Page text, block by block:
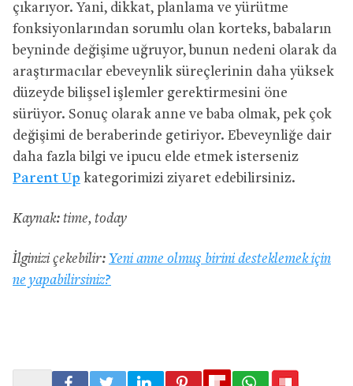
çıkarıyor. Yani, dikkat, planlama ve yürütme
fonksiyonlarından sorumlu olan korteks, babaların
beyninde değişime uğruyor, bunun nedeni olarak da
araştırmacılar ebeveynlik süreçlerinin daha yüksek
düzeyde bilişsel işlemler gerektirmesini öne
sürüyor. Sonuç olarak anne ve baba olmak, pek çok
değişimi de beraberinde getiriyor. Ebeveynliğe dair
daha fazla bilgi ve ipucu elde etmek isterseniz
Parent Up kategorimizi ziyaret edebilirsiniz.
Kaynak: time, today
İlginizi çekebilir: Yeni anne olmuş birini desteklemek için
ne yapabilirsiniz?